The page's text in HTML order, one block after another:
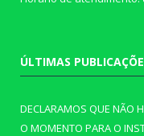
ÚLTIMAS
DECLARAMOS QUE NÃO
O MOMENTO PARA O